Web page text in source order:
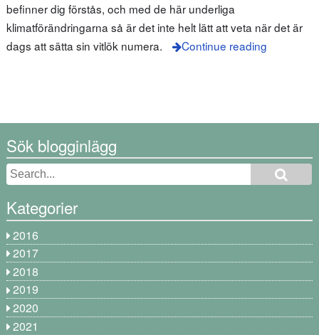
befinner dig förstås, och med de här underliga
klimatförändringarna så är det inte helt lätt att veta när det är
dags att sätta sin vitlök numera.
Continue reading
Sök blogginlägg
Kategorier
2016
2017
2018
2019
2020
2021